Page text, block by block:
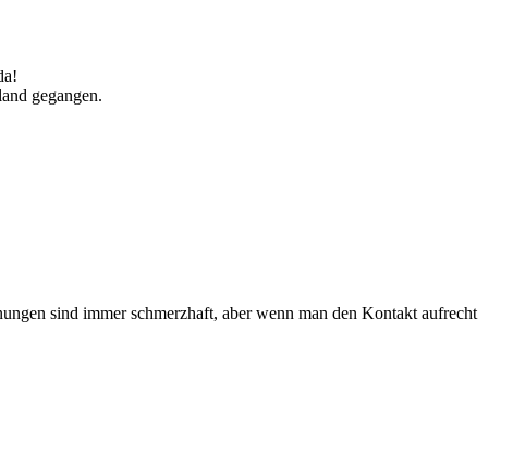
gegangen.
sind immer schmerzhaft, aber wenn man den Kontakt aufrecht